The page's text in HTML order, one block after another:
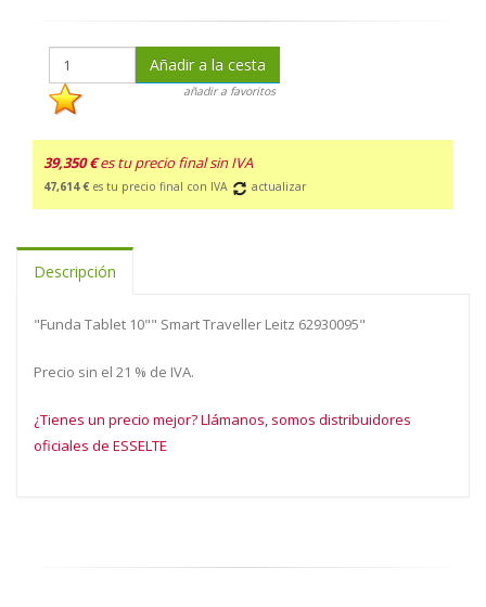
Añadir a la cesta
añadir a favoritos
39,350 € es tu precio final sin IVA
47,614 € es tu precio final con IVA actualizar
Descripción
"Funda Tablet 10"" Smart Traveller Leitz 62930095"
Precio sin el 21 % de IVA.
¿Tienes un precio mejor? Llámanos, somos distribuidores
oficiales de ESSELTE